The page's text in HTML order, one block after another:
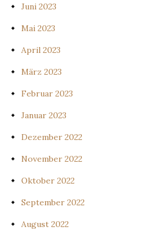
Juni 2023
Mai 2023
April 2023
März 2023
Februar 2023
Januar 2023
Dezember 2022
November 2022
Oktober 2022
September 2022
August 2022